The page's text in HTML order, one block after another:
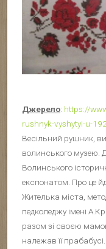
Джерело: https://
rushnyk-vyshytyi-u-
Весільний рушник,
волинського музею.
Волинського
експонатом. Про це
Жителька міста,
педколеджу імені
разом зі своєю
належав її